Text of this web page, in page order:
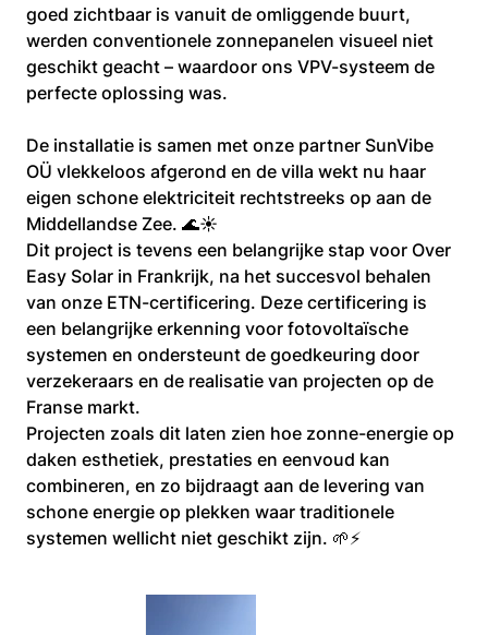
goed zichtbaar is vanuit de omliggende buurt,
werden conventionele zonnepanelen visueel niet
geschikt geacht – waardoor ons VPV-systeem de
perfecte oplossing was.
De installatie is samen met onze partner SunVibe
OÜ vlekkeloos afgerond en de villa wekt nu haar
eigen schone elektriciteit rechtstreeks op aan de
Middellandse Zee. 🌊☀️
Dit project is tevens een belangrijke stap voor Over
Easy Solar in Frankrijk, na het succesvol behalen
van onze ETN-certificering. Deze certificering is
een belangrijke erkenning voor fotovoltaïsche
systemen en ondersteunt de goedkeuring door
verzekeraars en de realisatie van projecten op de
Franse markt.
Projecten zoals dit laten zien hoe zonne-energie op
daken esthetiek, prestaties en eenvoud kan
combineren, en zo bijdraagt aan de levering van
schone energie op plekken waar traditionele
systemen wellicht niet geschikt zijn. 🌱⚡